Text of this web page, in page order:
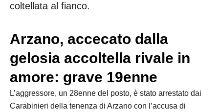
coltellata al fianco.
Arzano, accecato dalla
gelosia accoltella rivale in
amore: grave 19enne
L’aggressore, un 28enne del posto, è stato arrestato dai
Carabinieri della tenenza di Arzano con l’accusa di